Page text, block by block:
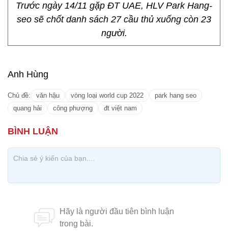
Trước ngày 14/11 gặp ĐT UAE, HLV Park Hang-
seo sẽ chốt danh sách 27 cầu thủ xuống còn 23
người.
Anh Hùng
Chủ đề: văn hậu vòng loại world cup 2022
park hang seo
quang hải
công phượng đt việt nam